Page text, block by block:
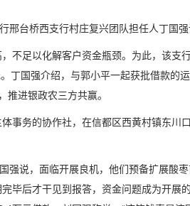
台桥西支行村庄复兴团队担任人丁国强
足以化解客户资金瓶颈。为此，该支
国强介绍，与郭小平一起获批借款的运
推进银政农三方共赢。
务的协作社，在信都区西黄村镇东川
说，面临开展良机，他们预备扩展酸枣
后才干见到报答，资金问题成为开展的“